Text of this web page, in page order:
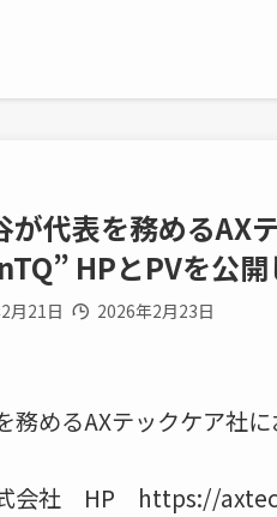
が代表を務めるAX
HPとPVを公開
月21日 2026年2月23日
務めるAXテックケア社
式会社 HP https://